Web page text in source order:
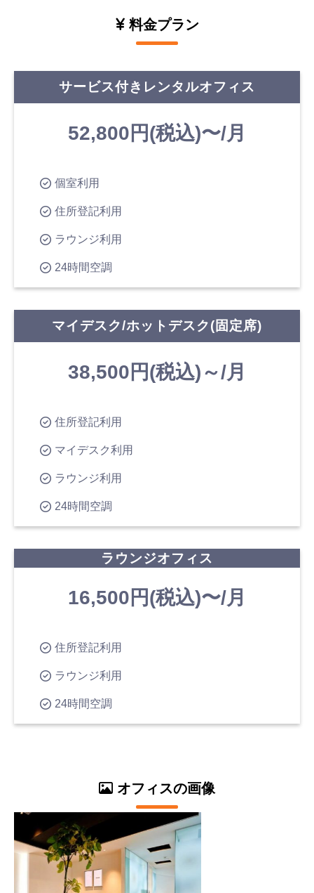
料金プラン
サービス付きレンタルオフィス
52,800円(税込)〜/月
個室利用
住所登記利用
ラウンジ利用
24時間空調
マイデスク/ホットデスク(固定席)
38,500円(税込)～/月
住所登記利用
マイデスク利用
ラウンジ利用
24時間空調
ラウンジオフィス
16,500円(税込)〜/月
住所登記利用
ラウンジ利用
24時間空調
オフィスの画像